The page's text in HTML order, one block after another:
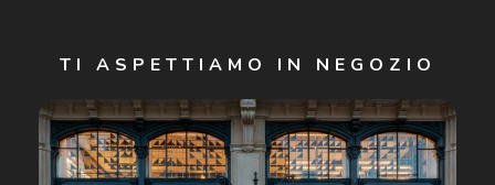
Cliccando su "Iscriviti", confermo di avere più di 16 anni e
acconsento all'utilizzo dei miei Dati Personali da parte di
Luxottica Group S.p.A. per l'invio di offerte speciali, novità
ed altre comunicazioni di carattere pubblicitario (consultare
Informativa sulla privacyper ulteriori informazioni).
TI ASPETTIAMO IN NEGOZIO